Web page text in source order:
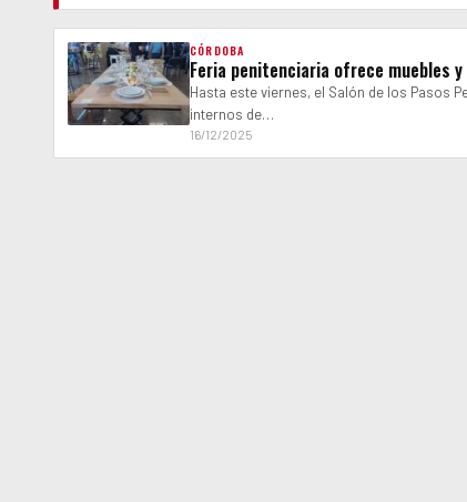
CÓRDOBA
Feria penitenciaria ofrece muebles
Hasta este viernes, el Salón de los Pasos
internos de…
16/12/2025